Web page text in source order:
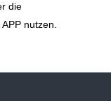
die
nutzen.